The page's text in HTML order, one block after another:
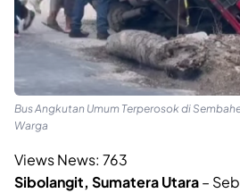
Bus Angkutan Umum Terperosok di
Warga
Views News: 763
Sibolangit, Sumatera Utara–